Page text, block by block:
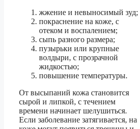
жжение и невыносимый зуд;
покраснение на коже, с
отеком и воспалением;
сыпь разного размера;
пузырьки или крупные
волдыри, с прозрачной
жидкостью;
повышение температуры.
От высыпаний кожа становится
сырой и липкой, с течением
времени начинает шелушиться.
Если заболевание затягивается, на